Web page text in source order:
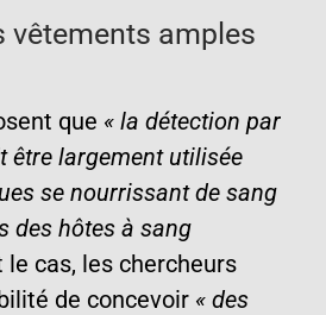
vêtements amples
que « la détection par
être largement utilisée
se nourrissant de sang
des hôtes à sang
le cas, les chercheurs
de concevoir « des